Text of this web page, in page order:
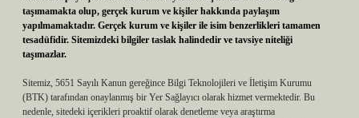
taşımamakta olup, gerçek kurum ve kişiler hakkında paylaşım
yapılmamaktadır. Gerçek kurum ve kişiler ile isim benzerlikleri tamamen
tesadüfidir. Sitemizdeki bilgiler taslak halindedir ve tavsiye niteliği
taşımazlar.
Sitemiz, 5651 Sayılı Kanun gereğince Bilgi Teknolojileri ve İletişim Kurumu
(BTK) tarafından onaylanmış bir Yer Sağlayıcı olarak hizmet vermektedir. Bu
nedenle, sitedeki içerikleri proaktif olarak denetleme veya araştırma